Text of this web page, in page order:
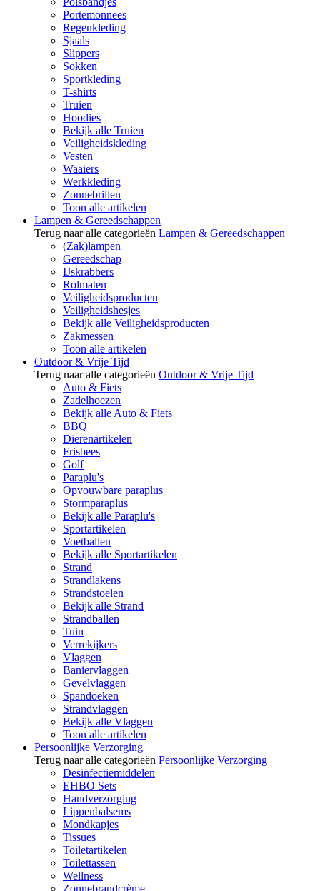
Portemonnees
Regenkleding
Sjaals
Slippers
Sokken
Sportkleding
T-shirts
Truien
Hoodies
Bekijk alle Truien
Veiligheidskleding
Vesten
Waaiers
Werkkleding
Zonnebrillen
Toon alle artikelen
Lampen & Gereedschappen
Terug naar alle categorieën Lampen & Gereedschappen
(Zak)lampen
Gereedschap
IJskrabbers
Rolmaten
Veiligheidsproducten
Veiligheidshesjes
Bekijk alle Veiligheidsproducten
Zakmessen
Toon alle artikelen
Outdoor & Vrije Tijd
Terug naar alle categorieën Outdoor & Vrije Tijd
Auto & Fiets
Zadelhoezen
Bekijk alle Auto & Fiets
BBQ
Dierenartikelen
Frisbees
Golf
Paraplu's
Opvouwbare paraplus
Stormparaplus
Bekijk alle Paraplu's
Sportartikelen
Voetballen
Bekijk alle Sportartikelen
Strand
Strandlakens
Strandstoelen
Bekijk alle Strand
Strandballen
Tuin
Verrekijkers
Vlaggen
Baniervlaggen
Gevelvlaggen
Spandoeken
Strandvlaggen
Bekijk alle Vlaggen
Toon alle artikelen
Persoonlijke Verzorging
Terug naar alle categorieën Persoonlijke Verzorging
Desinfectiemiddelen
EHBO Sets
Handverzorging
Lippenbalsems
Mondkapjes
Tissues
Toiletartikelen
Toilettassen
Wellness
Zonnebrandcrème